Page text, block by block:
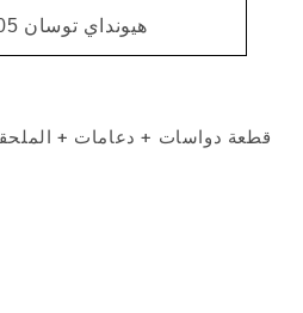
هيونداي توسان 2005 - 2015